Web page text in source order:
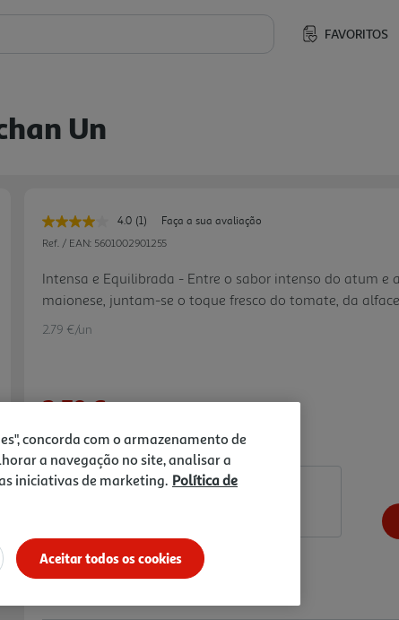
FAVORITOS
Un
Next
4.0 Leu
uma
Link
para
a
(1)
Faça a sua avaliação
Ref. / EAN: 5601002901255
Intensa e Equilibrada - Entre o sabor intenso do atum e
maionese, juntam-se o toque fresco do tomate, da
ovo - uma sandes prática, equilibrada e cheia de
2.79 €/un
2,79 €
Notas de preparação
concorda com o armazenamento de
a navegação no site, analisar a
iniciativas de marketing. Política de
Aceitar todos os cookies